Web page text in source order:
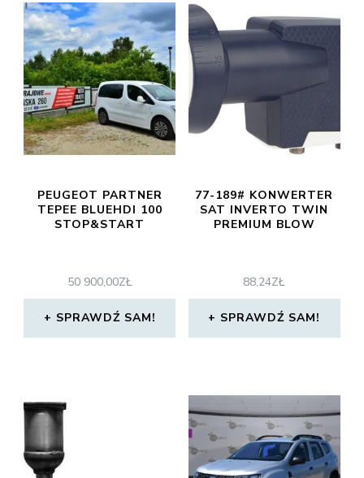
PEUGEOT PARTNER
TEPEE BLUEHDI 100
STOP&START
50 900,00ZŁ
SPRAWDŹ SAM!
77-189# KONWERTER
SAT INVERTO TWIN
PREMIUM BLOW
88,24ZŁ
SPRAWDŹ SAM!